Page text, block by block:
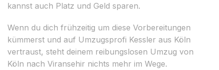
kannst auch Platz und Geld sparen.
Wenn du dich frühzeitig um diese Vorbereitungen
kümmerst und auf Umzugsprofi Kessler aus Köln
vertraust, steht deinem reibungslosen Umzug von
Köln nach Viransehir nichts mehr im Wege.